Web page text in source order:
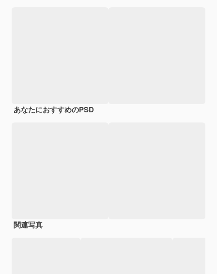
あなたにおすすめのPSD
関連写真